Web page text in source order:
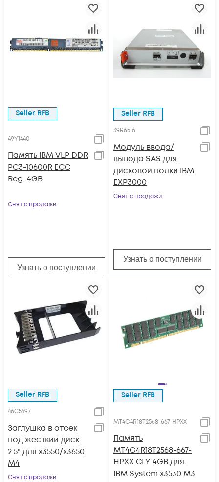
Seller RFB
49Y1440
Память IBM VLP DDR
PC3-10600R ECC
Reg, 4GB
Снят с продажи
Узнать о поступлении
Seller RFB
39R6516
Модуль ввода/
вывода SAS для
дисковой полки IBM
EXP3000
Снят с продажи
Узнать о поступлении
Seller RFB
46C5497
Заглушка в отсек
под жесткий диск
2.5" для x3550/x3650
M4
Снят с продажи
Seller RFB
MT4G4R18T2568-667-HPXX
Память
MT4G4R18T2568-667-
HPXX CLY 4GB для
IBM System x3530 M3